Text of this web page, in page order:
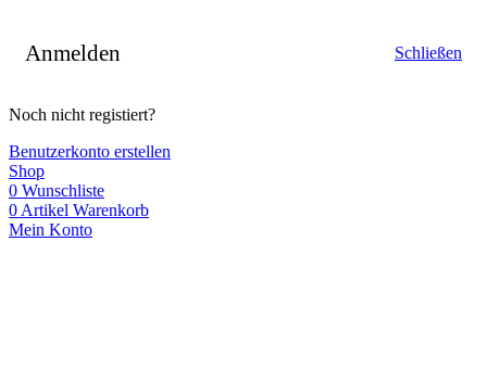
Anmelden Schließen
Noch nicht registiert?
Benutzerkonto erstellen
Shop
0 Wunschliste
0 Artikel Warenkorb
Mein Konto